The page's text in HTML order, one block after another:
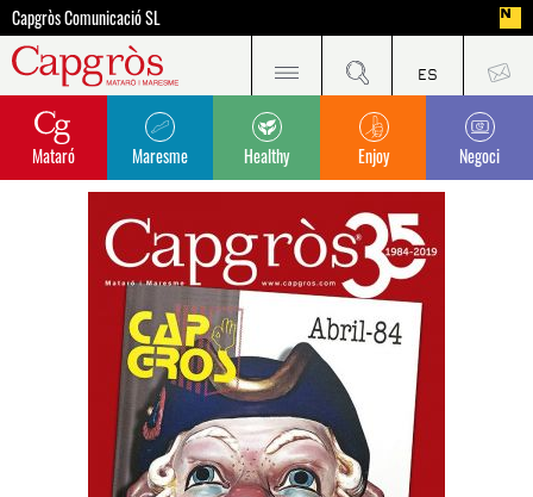
Capgròs Comunicació SL
Mataró Maresme Healthy Enjoy Negoci